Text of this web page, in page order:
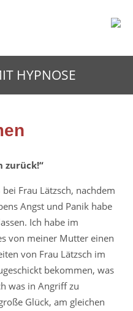
HYPNOSE
zurück!“
Frau Lätzsch, nachdem
Angst und Panik habe
Ich habe im
von meiner Mutter einen
von Frau Lätzsch im
bekommen, was
was in Angriff zu
Glück, am gleichen